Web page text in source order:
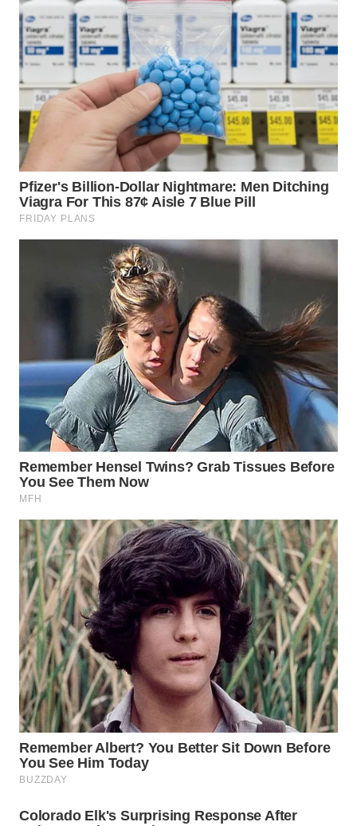
ADVOKAT
WAHANA
INFRASTRUKTUR
WAHANA
KONSUMEN
WAHANA
LISTRIK
TRAVEL
WAHANA
WAHANANEWS
ID
WAHANANEWS
CO ID
WAHANANEWS
NET
WAHANA
SPORT
WAHANA
UMKM
WAHANA
SELEB
WAHANA
PERSONA
WAHANA
OTOMOTIF
WAHANA